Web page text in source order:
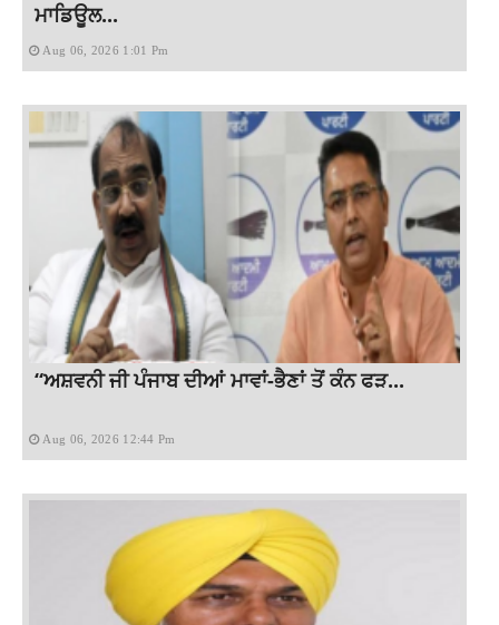
ਮਾਡਿਊਲ...
Aug 06, 2026 1:01 Pm
“ਅਸ਼ਵਨੀ ਜੀ ਪੰਜਾਬ ਦੀਆਂ ਮਾਵਾਂ-ਭੈਣਾਂ ਤੋਂ ਕੰਨ ਫੜ...
Aug 06, 2026 12:44 Pm